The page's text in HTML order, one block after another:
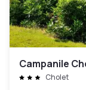
Campanile
Cholet